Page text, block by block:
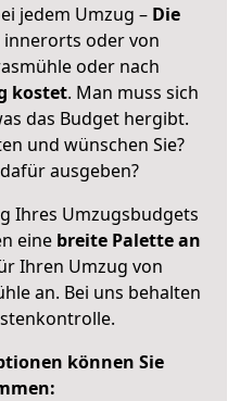
jedem Umzug – Die
innerorts oder von
oder nach
kostet. Man muss sich
das Budget hergibt.
und wünschen Sie?
ausgeben?
Ihres Umzugsbudgets
eine breite Palette an
Ihren Umzug von
an. Bei uns behalten
können Sie